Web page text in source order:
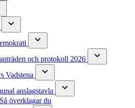
och protokoll 2026
Vadstena
anslagstavla
Så överklagar du